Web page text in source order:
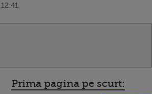
Prima pagina pe scurt: